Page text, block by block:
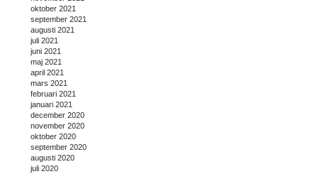
oktober 2021
september 2021
augusti 2021
juli 2021
juni 2021
maj 2021
april 2021
mars 2021
februari 2021
januari 2021
december 2020
november 2020
oktober 2020
september 2020
augusti 2020
juli 2020